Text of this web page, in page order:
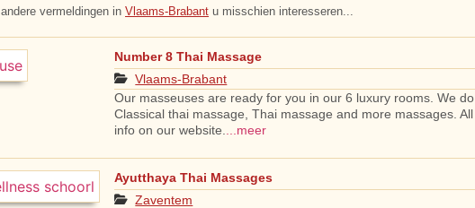
vermeldingen in Vlaams-Brabant u misschien interesseren...
Number 8 Thai Massage
Vlaams-Brabant
Our masseuses are ready for you in our 6 luxury rooms. We do
Classical thai massage, Thai massage and more massages. All
info on our website.
...meer
Ayutthaya Thai Massages
Zaventem